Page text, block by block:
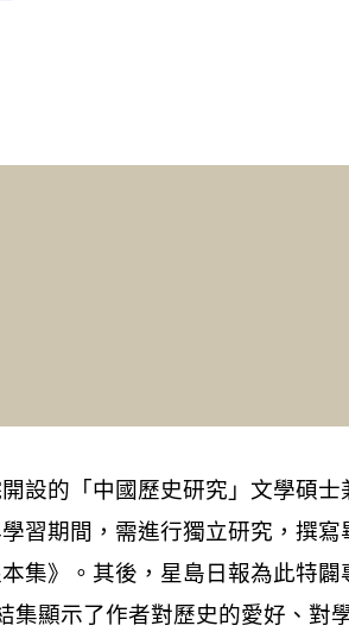
設的「中國歷史研究」文學碩
習期間，需進行獨立研究，撰
集》。其後，星島日報為此特
集顯示了作者對歷史的愛好、